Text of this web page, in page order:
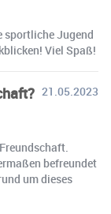
sportliche Jugend
Viel Spaß!
21.05.2023
befreundet
um dieses